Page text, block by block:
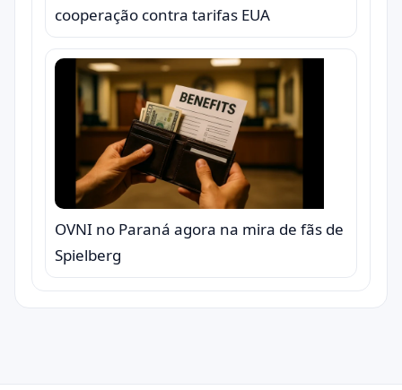
cooperação contra tarifas EUA
OVNI no Paraná agora na mira de fãs de
Spielberg